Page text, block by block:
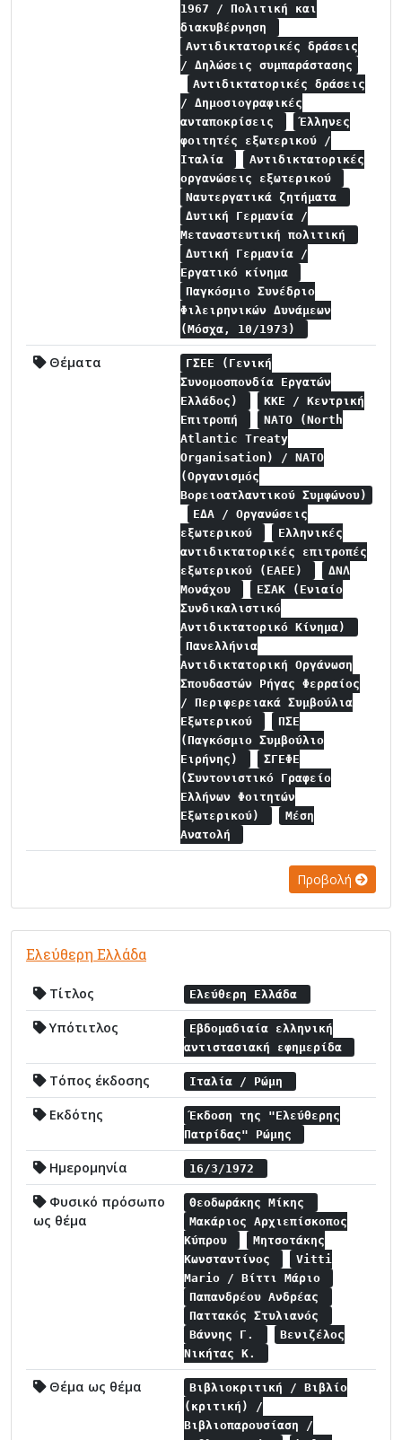
1967 / Πολιτική και
διακυβέρνηση
Αντιδικτατορικές δράσεις
/ Δηλώσεις συμπαράστασης
Αντιδικτατορικές δράσεις
/ Δημοσιογραφικές
ανταποκρίσεις
Έλληνες
φοιτητές εξωτερικού /
Ιταλία
Αντιδικτατορικές
οργανώσεις εξωτερικού
Ναυτεργατικά ζητήματα
Δυτική Γερμανία /
Μεταναστευτική πολιτική
Δυτική Γερμανία /
Εργατικό κίνημα
Παγκόσμιο Συνέδριο
Φιλειρηνικών Δυνάμεων
(Μόσχα, 10/1973)
Θέματα
ΓΣΕΕ (Γενική
Συνομοσπονδία Εργατών
Ελλάδος)
ΚΚΕ / Κεντρική
Επιτροπή
NATO (North
Atlantic Treaty
Organisation) / NATO
(Οργανισμός
Βορειοατλαντικού Συμφώνου)
ΕΔΑ / Οργανώσεις
εξωτερικού
Ελληνικές
αντιδικτατορικές επιτροπές
εξωτερικού (ΕΑΕΕ)
ΔΝΛ
Μονάχου
ΕΣΑΚ (Ενιαίο
Συνδικαλιστικό
Αντιδικτατορικό Κίνημα)
Πανελλήνια
Αντιδικτατορική Οργάνωση
Σπουδαστών Ρήγας Φερραίος
/ Περιφερειακά Συμβούλια
Εξωτερικού
ΠΣΕ
(Παγκόσμιο Συμβούλιο
Ειρήνης)
ΣΓΕΦΕ
(Συντονιστικό Γραφείο
Ελλήνων Φοιτητών
Εξωτερικού)
Μέση
Ανατολή
Προβολή
Ελεύθερη Ελλάδα
Τίτλος Ελεύθερη Ελλάδα
Υπότιτλος
Εβδομαδιαία ελληνική
αντιστασιακή εφημερίδα
Τόπος έκδοσης Ιταλία / Ρώμη
Εκδότης
Έκδοση της "Ελεύθερης
Πατρίδας" Ρώμης
Ημερομηνία 16/3/1972
Φυσικό πρόσωπο
ως θέμα
Θεοδωράκης Μίκης
Μακάριος Αρχιεπίσκοπος
Κύπρου
Μητσοτάκης
Κωνσταντίνος
Vitti
Mario / Βίττι Μάριο
Παπανδρέου Ανδρέας
Παττακός Στυλιανός
Βάννης Γ.
Βενιζέλος
Νικήτας Κ.
Θέμα ως θέμα
Βιβλιοκριτική / Βιβλίο
(κριτική) /
Βιβλιοπαρουσίαση /